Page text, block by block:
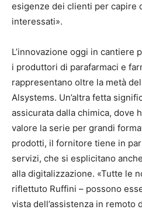
esigenze dei clienti per capire
interessati».
L’innovazione oggi in cantiere
i produttori di parafarmaci e
rappresentano oltre la metà
Alsystems. Un’altra fetta
assicurata dalla chimica, dove
valore la serie per grandi
prodotti, il fornitore tiene in
servizi, che si esplicitano
alla digitalizzazione. «Tutte le
riflettuto Ruffini – possono
vista dell’assistenza in remoto